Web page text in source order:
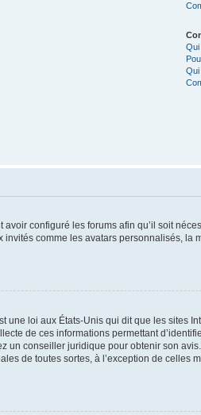
Qui
configuré les forums afin qu’il soit
comme les avatars personnalisés, la
une loi aux États-Unis qui dit que les sites
de ces informations permettant
un conseiller juridique pour obtenir son
de toutes sortes, à l’exception de